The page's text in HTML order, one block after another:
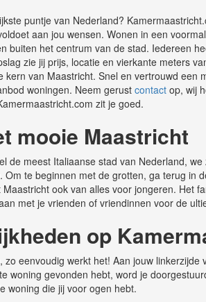
puntje van Nederland?
aan jou wensen. Wonen in een
buiten het centrum van de stad. Iedereen
zie jij prijs, locatie en vierkante meters
kern van Maastricht. Snel en vertrouwd
woningen. Neem gerust contact op, wij
zit je goed.
mooie Maastricht
de meest Italiaanse stad van Nederland,
Om te beginnen met de grotten, ga terug in
ook van alles voor jongeren. Het
met je vrienden of vriendinnen voor de
op
zo eenvoudig werkt het! Aan jouw
woning gevonden hebt, word je
woning die jij voor ogen hebt.